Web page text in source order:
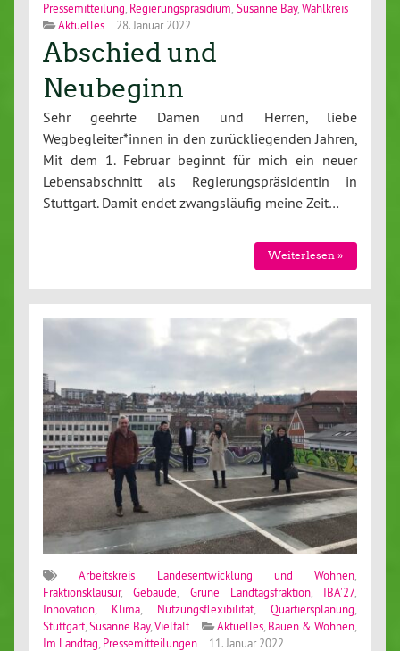
Pressemitteilung, Regierungspräsidium, Susanne Bay,Wahlkreis
Aktuelles
28. Januar 2022
Abschied und
Neubeginn
Sehr geehrte Damen und Herren, liebe
Wegbegleiter*innen in den zurückliegenden Jahren,
Mit dem 1. Februar beginnt für mich ein neuer
Lebensabschnitt als Regierungspräsidentin in
Stuttgart. Damit endet zwangsläufig meine Zeit…
Weiterlesen »
Arbeitskreis Landesentwicklung und Wohnen
Fraktionsklausur,Gebäude Grüne Landtagsfraktion, IBA'27,
Innovation
Klima Nutzungsflexibilität Quartiersplanung
Stuttgart ,Susanne Bay,Vielfalt Aktuelles, Bauen & Wohnen
Im Landtag Pressemitteilungen 11. Januar 2022